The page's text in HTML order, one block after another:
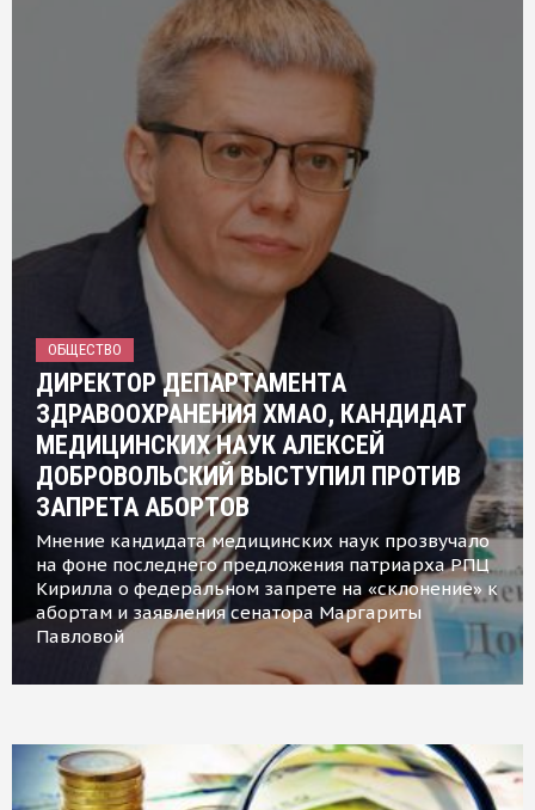
ОБЩЕСТВО
ДИРЕКТОР ДЕПАРТАМЕНТА
ЗДРАВООХРАНЕНИЯ ХМАО, КАНДИДАТ
МЕДИЦИНСКИХ НАУК АЛЕКСЕЙ
ДОБРОВОЛЬСКИЙ ВЫСТУПИЛ ПРОТИВ
ЗАПРЕТА АБОРТОВ
Мнение кандидата медицинских наук прозвучало
на фоне последнего предложения патриарха РПЦ
Кирилла о федеральном запрете на «склонение» к
абортам и заявления сенатора Маргариты
Павловой